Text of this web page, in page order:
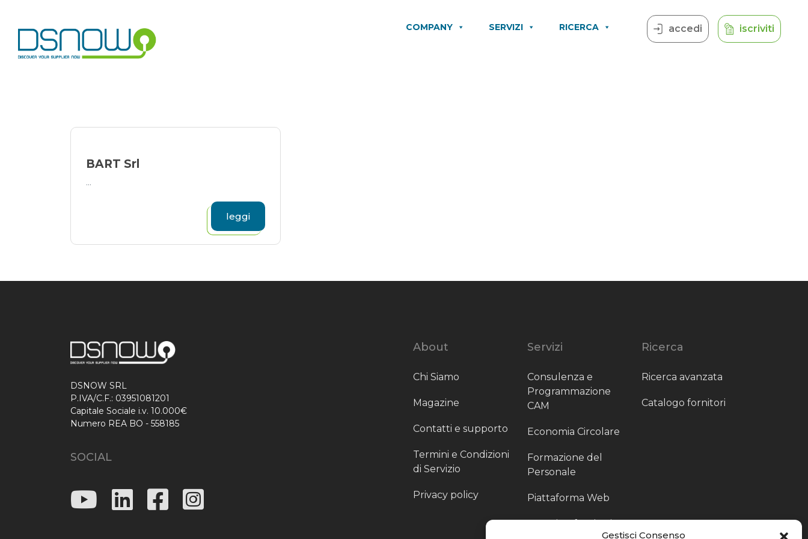
Gestisci Consenso
content
COMPANY SERVIZI RICERCA accedi iscriviti
BART Srl
...
leggi
DSNOW SRL
P.IVA/C.F.: 03951081201
Capitale Sociale i.v. 10.000€
Numero REA BO - 558185
SOCIAL
About
Chi Siamo
Magazine
Contatti e supporto
Termini e Condizioni
di Servizio
Privacy policy
Servizi
Consulenza e
Programmazione
CAM
Economia Circolare
Formazione del
Personale
Piattaforma Web
Scouting fornitori
Ricerca
Ricerca avanzata
Catalogo fornitori